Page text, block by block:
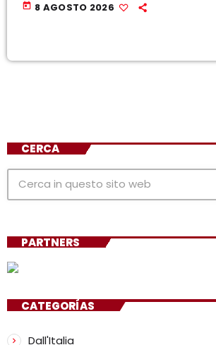
today 8 AGOSTO 2026
CERCA
PARTNERS
CATEGORÍAS
Dall'Italia